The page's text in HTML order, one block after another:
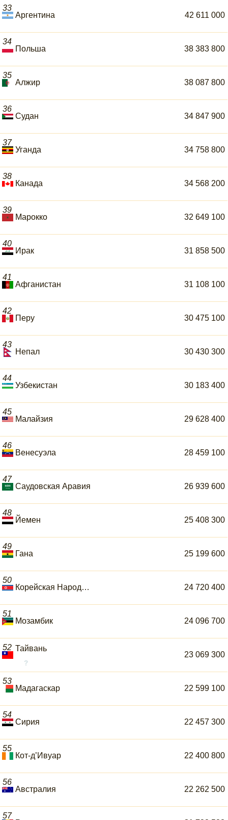
33
Аргентина
42 611 000
34
Польша
38 383 800
35
Алжир
38 087 800
36
Судан
34 847 900
37
Уганда
34 758 800
38
Канада
34 568 200
39
Марокко
32 649 100
40
Ирак
31 858 500
41
Афганистан
31 108 100
42
Перу
30 475 100
43
Непал
30 430 300
44
Узбекистан
30 183 400
45
Малайзия
29 628 400
46
Венесуэла
28 459 100
47
Саудовская Аравия
26 939 600
48
Йемен
25 408 300
49
Гана
25 199 600
50
Корейская Народно-Демократическая Республика
24 720 400
51
Мозамбик
24 096 700
52 Тайвань
23 069 300
53
Мадагаскар
22 599 100
54
Сирия
22 457 300
55
Кот-д’Ивуар
22 400 800
56
Австралия
22 262 500
57